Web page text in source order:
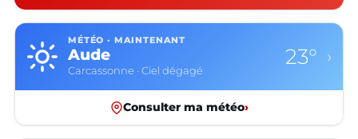
MÉTÉO · MAINTENANT
Aveyron
Rodez · Ciel dégagé
16° ›
Consulter ma météo›